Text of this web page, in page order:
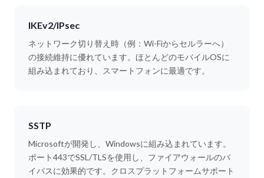
IKEv2/IPsec
ネットワーク切り替え時（例：Wi-Fiからセルラーへ）
の接続維持に優れています。ほとんどのモバイルOSに
組み込まれており、スマートフォンに最適です。
SSTP
Microsoftが開発し、Windowsに組み込まれています。
ポート443でSSL/TLSを使用し、ファイアウォールのバ
イパスに効果的です。クロスプラットフォームサポート